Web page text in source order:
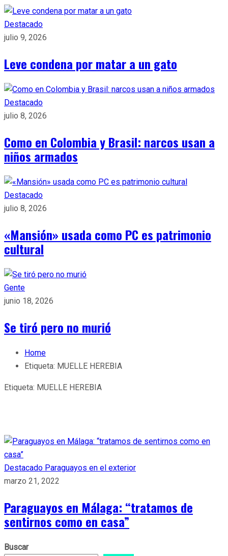
Destacado
julio 9, 2026
Leve condena por matar a un gato
Destacado
julio 8, 2026
Como en Colombia y Brasil: narcos usan a
niños armados
Destacado
julio 8, 2026
«Mansión» usada como PC es patrimonio
cultural
Gente
junio 18, 2026
Se tiró pero no murió
Home
Etiqueta: MUELLE HEREBIA
Etiqueta: MUELLE HEREBIA
Destacado Paraguayos en el exterior
marzo 21, 2022
Paraguayos en Málaga: “tratamos de
sentirnos como en casa”
Buscar